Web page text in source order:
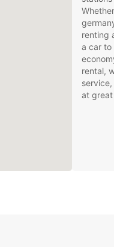
renting
a car to
rental,
at